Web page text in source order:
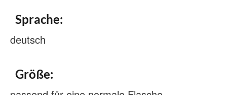
Sprache:
deutsch
Größe: